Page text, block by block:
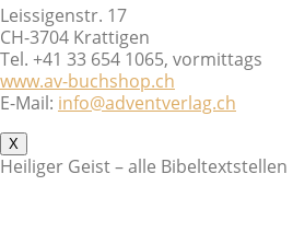
Leissigenstr. 17
CH-3704 Krattigen
Tel. +41 33 654 1065, vormittags
www.av-buchshop.ch
E-Mail: info@adventverlag.ch
X
Heiliger Geist – alle Bibeltextstellen